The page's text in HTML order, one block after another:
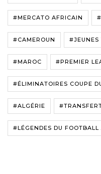
#MERCATO AFRICAIN
#CAMEROUN #JEUNES
#MAROC #PREMIER
#ÉLIMINATOIRES COUPE
#ALGÉRIE
#LÉGENDES DU FOOTBALL